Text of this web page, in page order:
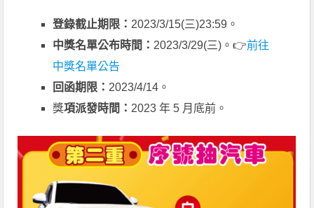
登錄截止期限：2023/3/15(三)23:59。
中獎名單公布時間：2023/3/29(三)。👉前往
中獎名單公告
回函期限：2023/4/14。
獎項派發時間：2023 年 5 月底前。